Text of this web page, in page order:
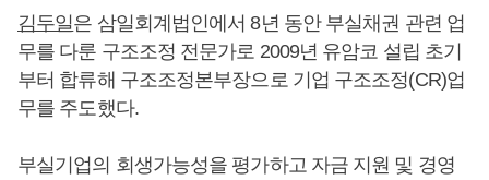
김두일은 삼일회계법인에서 8년 동안 부실채권 관련 업
무를 다룬 구조조정 전문가로 2009년 유암코 설립 초기
부터 합류해 구조조정본부장으로 기업 구조조정(CR)업
무를 주도했다.
부실기업의 회생가능성을 평가하고 자금 지원 및 경영